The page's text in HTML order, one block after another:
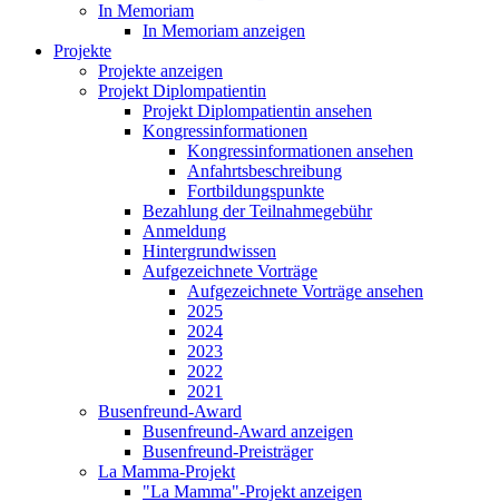
In Memoriam
In Memoriam anzeigen
Projekte
Projekte anzeigen
Projekt Diplompatientin
Projekt Diplompatientin ansehen
Kongressinformationen
Kongressinformationen ansehen
Anfahrtsbeschreibung
Fortbildungspunkte
Bezahlung der Teilnahmegebühr
Anmeldung
Hintergrundwissen
Aufgezeichnete Vorträge
Aufgezeichnete Vorträge ansehen
2025
2024
2023
2022
2021
Busenfreund-Award
Busenfreund-Award anzeigen
Busenfreund-Preisträger
La Mamma-Projekt
"La Mamma"-Projekt anzeigen